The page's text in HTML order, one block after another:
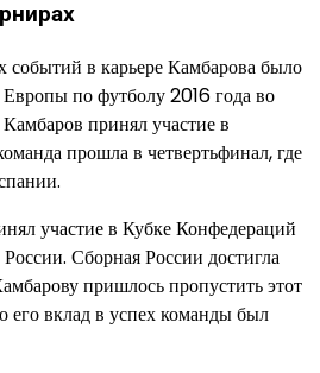
в карьере Камбарова было
по футболу 2016 года во
принял участие в
прошла в четвертьфинал, где
участие в Кубке Конфедераций
Сборная России достигла
пришлось пропустить этот
его вклад в успех команды был